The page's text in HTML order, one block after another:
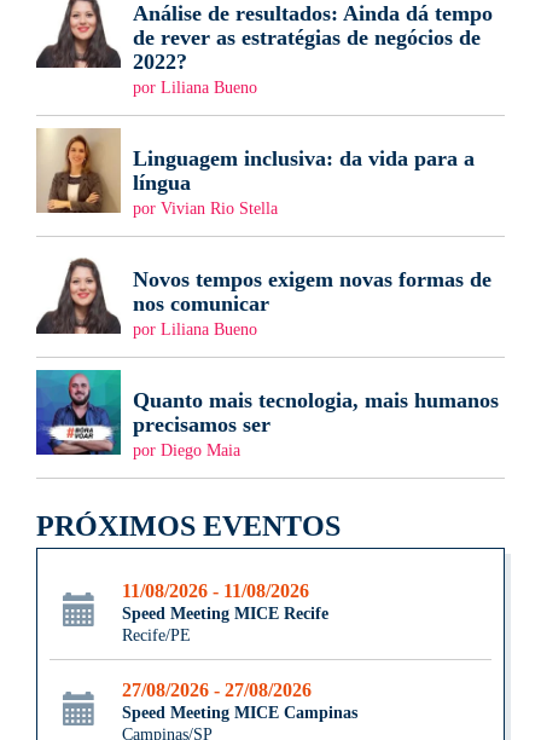
Análise de resultados: Ainda dá tempo
de rever as estratégias de negócios de
2022?
por Liliana Bueno
Linguagem inclusiva: da vida para a
língua
por Vivian Rio Stella
Novos tempos exigem novas formas de
nos comunicar
por Liliana Bueno
Quanto mais tecnologia, mais humanos
precisamos ser
por Diego Maia
PRÓXIMOS EVENTOS
11/08/2026 - 11/08/2026
Speed Meeting MICE Recife
Recife/PE
27/08/2026 - 27/08/2026
Speed Meeting MICE Campinas
Campinas/SP